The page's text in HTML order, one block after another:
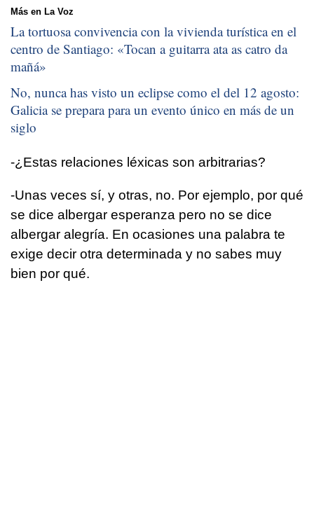
Más en La Voz
La tortuosa convivencia con la vivienda turística en el
centro de Santiago: «Tocan a guitarra ata as catro da
mañá»
No, nunca has visto un eclipse como el del 12 agosto:
Galicia se prepara para un evento único en más de un
siglo
-¿Estas relaciones léxicas son arbitrarias?
-Unas veces sí, y otras, no. Por ejemplo, por qué
se dice albergar esperanza pero no se dice
albergar alegría. En ocasiones una palabra te
exige decir otra determinada y no sabes muy
bien por qué.